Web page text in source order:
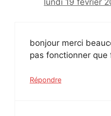
lundi 19 février
bonjour merci
pas fonctionner que
Répondre